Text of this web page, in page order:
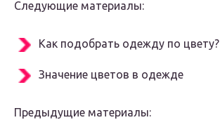
Следующие материалы:
Как подобрать одежду по цвету?
Значение цветов в одежде
Предыдущие материалы: